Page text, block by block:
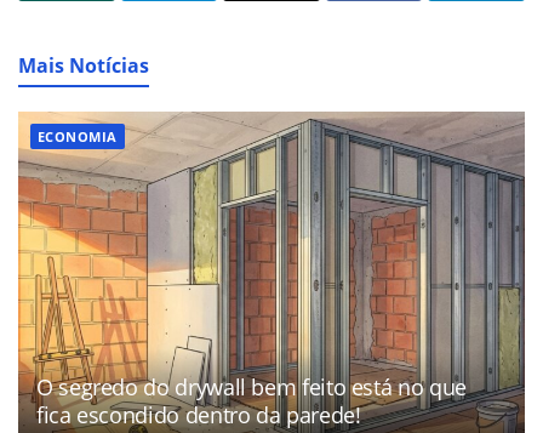
Mais Notícias
ECONOMIA
O segredo do drywall bem feito está no que
fica escondido dentro da parede!